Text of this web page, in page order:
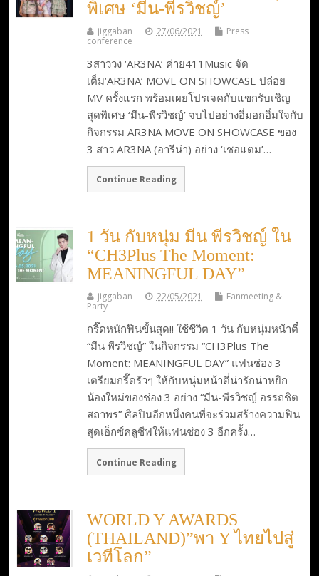
พิเศษ ‘มีน-พีรวิชญ์’
jiggaban 27/06/2021
Press
conference
3สาววง ‘AR3NA’ ค่าย411Music จัด
เต็ม‘AR3NA’ MOVE ON SHOWCASE ปล่อย
MV ครั้งแรก พร้อมเผยโปรเจคกับแขกรับเชิญ
สุดพิเศษ ‘มีน-พีรวิชญ์’ จบไปอย่างอิ่มอกอิ่มใจกับ
กิจกรรม AR3NA MOVE ON SHOWCASE ของ
3 สาว AR3NA (อารีน่า) อย่าง ‘เชอแตม’…
Continue Reading
1 วัน กับหนุ่ม มีน พีรวิชญ์ ใน
“CH3Plus The Moment:
MEANINGFUL DAY”
jiggaban 22/05/2021
Fanmeeting &
Party
กรี๊ดหนักฟินขั้นสุด!! ใช้ชีวิต 1 วัน กับหนุ่มหน้าตี๋
“มีน พีรวิชญ์” ในกิจกรรม “CH3Plus The
Moment: MEANINGFUL DAY” แฟนช่อง 3
เตรียมกรี๊ดรัวๆ ให้กับหนุ่มหน้าตี๋น่ารักน่าหยิก
น้องใหม่ของช่อง 3 อย่าง “มีน-พีรวิชญ์ อรรถชิต
สถาพร” ศิลปินอีกหนึ่งคนที่จะร่วมสร้างความฟิน
สุดเอ็กซ์คลูซีฟให้แฟนช่อง 3 อีกครั้ง…
Continue Reading
WORLD Y AWARDS
(THAILAND)”พา Y ไทยไปสู่
เวทีโลก”